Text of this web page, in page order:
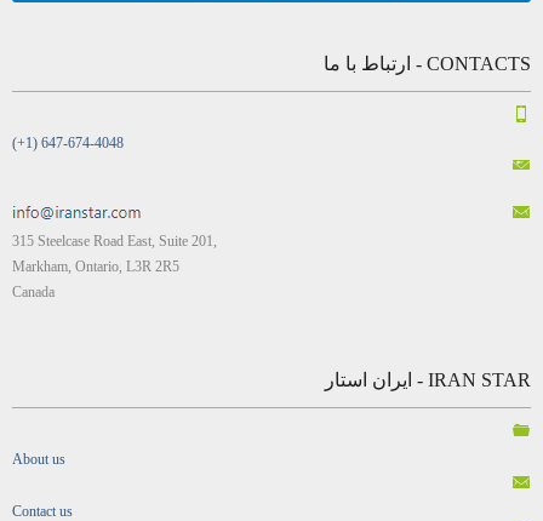
CONTACTS - ارتباط با ما
(+1) 647-674-4048
315 Steelcase Road East, Suite 201,
Markham, Ontario, L3R 2R5
Canada
IRAN STAR - ایران استار
About us
Contact us